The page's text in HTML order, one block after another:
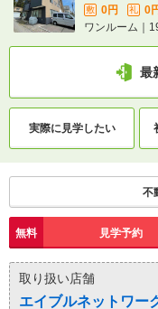
敷 0円 礼
0
ワンルーム｜
最
実際に見学したい
不
無料 見学予約
取り扱い店舗
エイブルネットワー